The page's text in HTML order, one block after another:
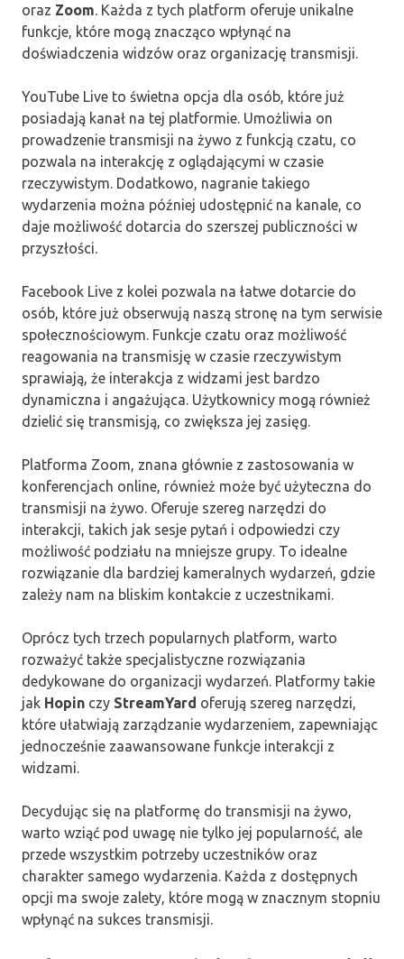
oraz Zoom . Każda z tych platform oferuje unikalne
funkcje, które mogą znacząco wpłynąć na
doświadczenia widzów oraz organizację transmisji.
YouTube Live to świetna opcja dla osób, które już
posiadają kanał na tej platformie. Umożliwia on
prowadzenie transmisji na żywo z funkcją czatu, co
pozwala na interakcję z oglądającymi w czasie
rzeczywistym. Dodatkowo, nagranie takiego
wydarzenia można później udostępnić na kanale, co
daje możliwość dotarcia do szerszej publiczności w
przyszłości.
Facebook Live z kolei pozwala na łatwe dotarcie do
osób, które już obserwują naszą stronę na tym serwisie
społecznościowym. Funkcje czatu oraz możliwość
reagowania na transmisję w czasie rzeczywistym
sprawiają, że interakcja z widzami jest bardzo
dynamiczna i angażująca. Użytkownicy mogą również
dzielić się transmisją, co zwiększa jej zasięg.
Platforma Zoom, znana głównie z zastosowania w
konferencjach online, również może być użyteczna do
transmisji na żywo. Oferuje szereg narzędzi do
interakcji, takich jak sesje pytań i odpowiedzi czy
możliwość podziału na mniejsze grupy. To idealne
rozwiązanie dla bardziej kameralnych wydarzeń, gdzie
zależy nam na bliskim kontakcie z uczestnikami.
Oprócz tych trzech popularnych platform, warto
rozważyć także specjalistyczne rozwiązania
dedykowane do organizacji wydarzeń. Platformy takie
jak Hopin czy StreamYard oferują szereg narzędzi,
które ułatwiają zarządzanie wydarzeniem, zapewniając
jednocześnie zaawansowane funkcje interakcji z
widzami.
Decydując się na platformę do transmisji na żywo,
warto wziąć pod uwagę nie tylko jej popularność, ale
przede wszystkim potrzeby uczestników oraz
charakter samego wydarzenia. Każda z dostępnych
opcji ma swoje zalety, które mogą w znacznym stopniu
wpłynąć na sukces transmisji.